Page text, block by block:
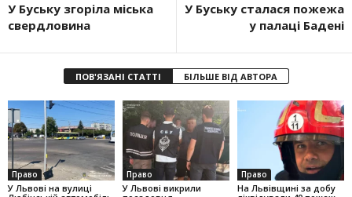
У Буську згоріла міська
свердловина
У Буську сталася пожежа
у палаці Бадені
ПОВ'ЯЗАНІ СТАТТІ БІЛЬШЕ ВІД АВТОРА
Право
У Львові на вулиці
Право
У Львові викрили
Право
На Львівщині за добу